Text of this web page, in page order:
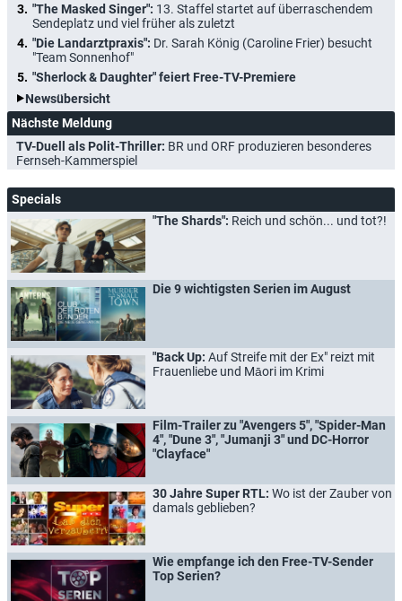
"The Masked Singer": 13. Staffel startet auf überraschendem
Sendeplatz und viel früher als zuletzt
"Die Landarztpraxis": Dr. Sarah König (Caroline Frier) besucht
"Team Sonnenhof"
"Sherlock & Daughter" feiert Free-TV-Premiere
Newsübersicht
Nächste Meldung
TV-Duell als Polit-Thriller: BR und ORF produzieren besonderes
Fernseh-Kammerspiel
Specials
"The Shards": Reich und schön... und tot?!
Die 9 wichtigsten Serien im August
"Back Up: Auf Streife mit der Ex" reizt mit
Frauenliebe und Māori im Krimi
Film-Trailer zu "Avengers 5", "Spider-Man
4", "Dune 3", "Jumanji 3" und DC-Horror
"Clayface"
30 Jahre Super RTL: Wo ist der Zauber von
damals geblieben?
Wie empfange ich den Free-TV-Sender
Top Serien?